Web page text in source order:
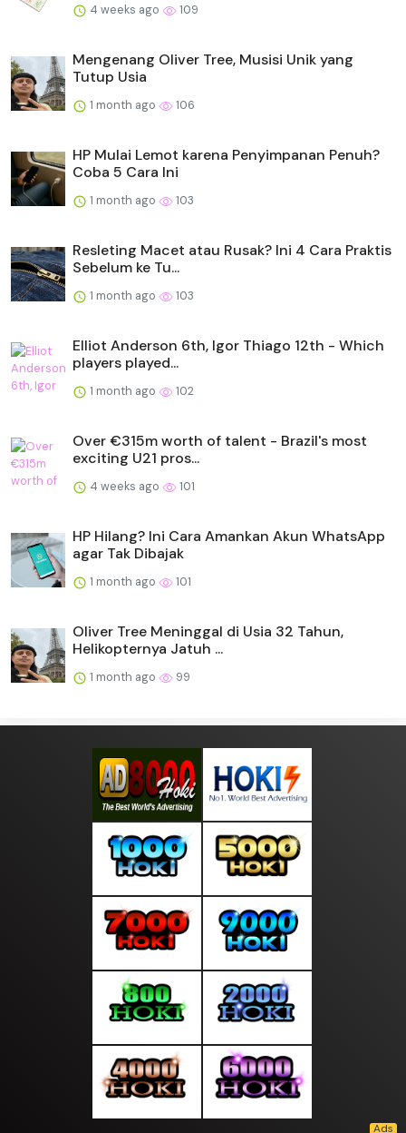
4 weeks ago 109
Mengenang Oliver Tree, Musisi Unik yang
Tutup Usia
1 month ago 106
HP Mulai Lemot karena Penyimpanan Penuh?
Coba 5 Cara Ini
1 month ago 103
Resleting Macet atau Rusak? Ini 4 Cara Praktis
Sebelum ke Tu...
1 month ago 103
Elliot Anderson 6th, Igor Thiago 12th - Which
players played...
1 month ago 102
Over €315m worth of talent - Brazil's most
exciting U21 pros...
4 weeks ago 101
HP Hilang? Ini Cara Amankan Akun WhatsApp
agar Tak Dibajak
1 month ago 101
Oliver Tree Meninggal di Usia 32 Tahun,
Helikopternya Jatuh ...
1 month ago 99